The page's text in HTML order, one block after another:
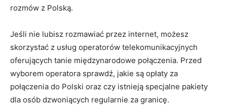
rozmów z Polską.
Jeśli nie lubisz rozmawiać przez internet, możesz
skorzystać z usług operatorów telekomunikacyjnych
oferujących tanie międzynarodowe połączenia. Przed
wyborem operatora sprawdź, jakie są opłaty za
połączenia do Polski oraz czy istnieją specjalne pakiety
dla osób dzwoniących regularnie za granicę.